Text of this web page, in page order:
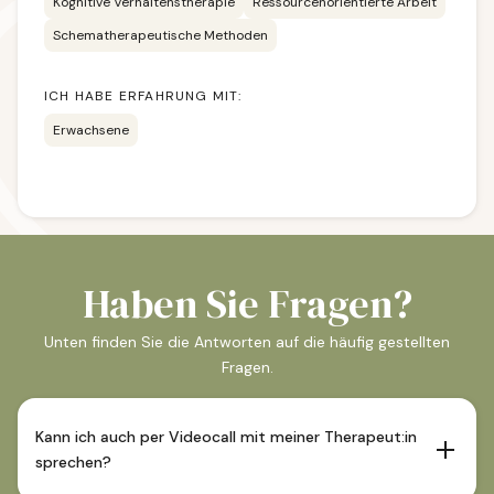
Schematherapeutische Methoden
ICH HABE ERFAHRUNG MIT:
Erwachsene
Haben Sie Fragen?
Unten finden Sie die Antworten auf die häufig gestellten
Fragen.
Kann ich auch per Videocall mit meiner Therapeut:in
sprechen?